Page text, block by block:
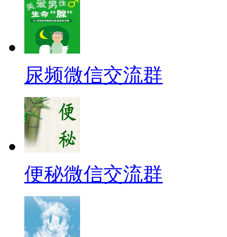
尿频微信交流群
便秘微信交流群